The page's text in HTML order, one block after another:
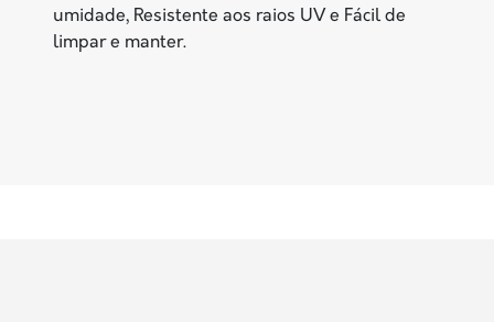
umidade, Resistente aos raios UV e Fácil de
limpar e manter.